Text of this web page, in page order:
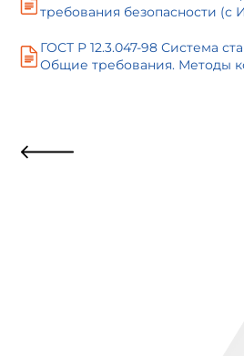
требования безопасности (с
ГОСТ Р 12.3.047-98 Система
Общие требования. Методы